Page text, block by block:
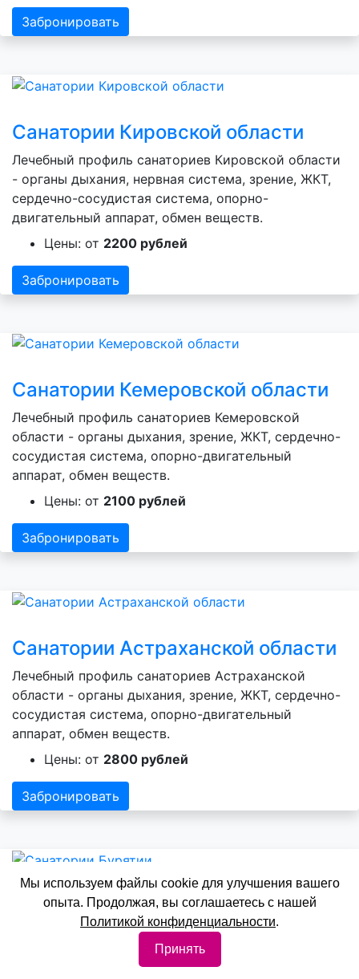
Забронировать
Санатории Кировской области
Лечебный профиль санаториев Кировской области
- органы дыхания, нервная система, зрение, ЖКТ,
сердечно-сосудистая система, опорно-
двигательный аппарат, обмен веществ.
Цены: от 2200 рублей
Забронировать
Санатории Кемеровской области
Лечебный профиль санаториев Кемеровской
области - органы дыхания, зрение, ЖКТ, сердечно-
сосудистая система, опорно-двигательный
аппарат, обмен веществ.
Цены: от 2100 рублей
Забронировать
Санатории Астраханской области
Лечебный профиль санаториев Астраханской
области - органы дыхания, зрение, ЖКТ, сердечно-
сосудистая система, опорно-двигательный
аппарат, обмен веществ.
Цены: от 2800 рублей
Забронировать
Санатории Бурятии
Лечебный профиль санаториев Бурятии - органы
дыхания, зрение, нервная система, ЖКТ, сердечно-
сосудистая система, опорно-двигательный
Мы используем файлы cookie для улучшения вашего
опыта. Продолжая, вы соглашаетесь с нашей
Политикой конфиденциальности.
Принять